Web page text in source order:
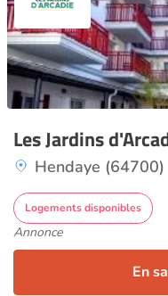
Les Jardins
Hendaye (64700)
Logements disponibles
Annonce
En